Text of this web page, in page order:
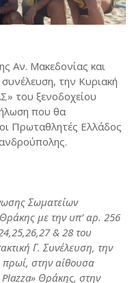
Αν. Μακεδονίας και
την Κυριακή
του ξενοδοχείου
που θα
Πρωταθλητές Ελλάδος
Σωματείων
με την υπ’ αρ. 256
& 28 του
Γ. Συνέλευση, την
στην αίθουσα
Θράκης, στην